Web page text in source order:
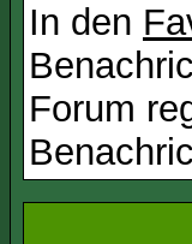
In den
Forum